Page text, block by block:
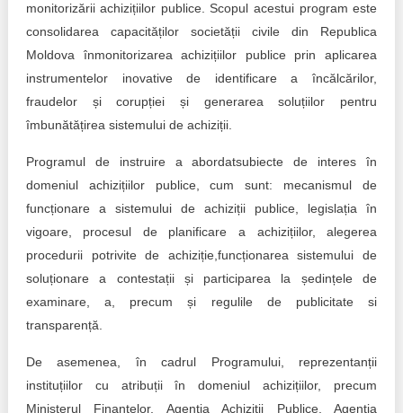
monitorizării achizițiilor publice. Scopul acestui program este
consolidarea capacităților societății civile din Republica
Moldova înmonitorizarea achizițiilor publice prin aplicarea
instrumentelor inovative de identificare a încălcărilor,
fraudelor și corupției și generarea soluțiilor pentru
îmbunătățirea sistemului de achiziții.
Programul de instruire a abordatsubiecte de interes în
domeniul achizițiilor publice, cum sunt: mecanismul de
funcționare a sistemului de achiziții publice, legislația în
vigoare, procesul de planificare a achizițiilor, alegerea
procedurii potrivite de achiziție,funcționarea sistemului de
soluționare a contestații și participarea la ședințele de
examinare, a, precum și regulile de publicitate si
transparență.
De asemenea, în cadrul Programului, reprezentanții
instituțiilor cu atribuții în domeniul achizițiilor, precum
Ministerul Finanțelor, Agenția Achiziții Publice, Agenția